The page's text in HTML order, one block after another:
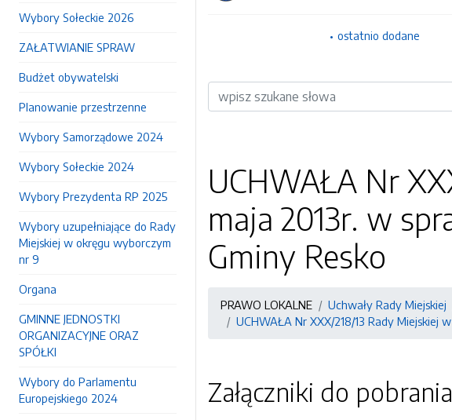
Wybory Sołeckie 2026
ZAŁATWIANIE SPRAW
Budżet obywatelski
Planowanie przestrzenne
Wybory Samorządowe 2024
Wybory Sołeckie 2024
Wybory Prezydenta RP 2025
Wybory uzupełniające do Rady
Miejskiej w okręgu wyborczym
nr 9
Organa
GMINNE JEDNOSTKI
ORGANIZACYJNE ORAZ
SPÓŁKI
Wybory do Parlamentu
Europejskiego 2024
ostatnio dodane
Wyszukiwarka
UCHWAŁA Nr
maja 2013r. w
Gminy Resko
PRAWO LOKALNE Uchwały Rady Miejskiej
UCHWAŁA Nr XXX/218/13 Rady Miejskiej
Załączniki do pobrania